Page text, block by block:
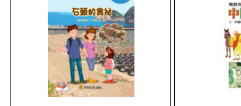
科普常識 Science & General Studies
圖畫辭書 Picture Dictionary
教學資源 Teaching Resources
財經金融 Finance & Business
其他 Others
HK$1